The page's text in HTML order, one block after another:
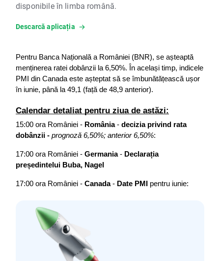
disponibile în limba română.
Descarcă aplicația
Pentru Banca Națională a României (BNR), se așteaptă
menținerea ratei dobânzii la 6,50%. În același timp, indicele
PMI din Canada este așteptat să se îmbunătățească ușor
în iunie, până la 49,1 (față de 48,9 anterior).
Calendar detaliat pentru ziua de astăzi:
15:00 ora României - România - decizia privind rata
dobânzii - prognoză 6,50%; anterior 6,50%:
17:00 ora României - Germania - Declarația
președintelui Buba, Nagel
17:00 ora României - Canada - Date PMI pentru iunie: